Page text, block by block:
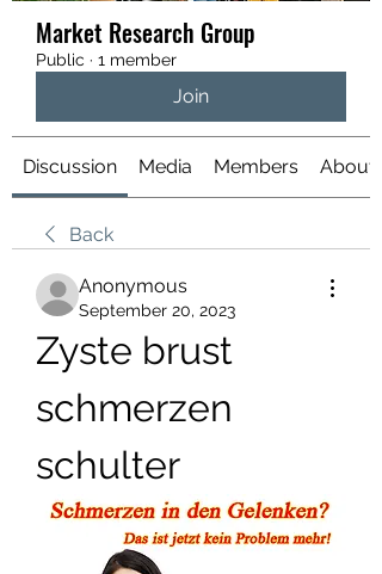
Market Research Group
Public · 1 member
Join
Discussion Media Members About
Back
Anonymous
September 20, 2023
Zyste brust
schmerzen
schulter